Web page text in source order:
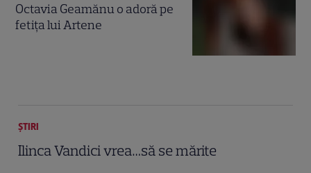
Octavia Geamănu o adoră pe
fetiţa lui Artene
ȘTIRI
Ilinca Vandici vrea…să se mărite